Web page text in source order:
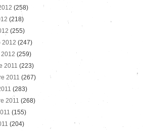
(258)
(218)
(255)
2012 (247)
(259)
2011 (223)
2011 (267)
(283)
2011 (268)
(155)
(204)